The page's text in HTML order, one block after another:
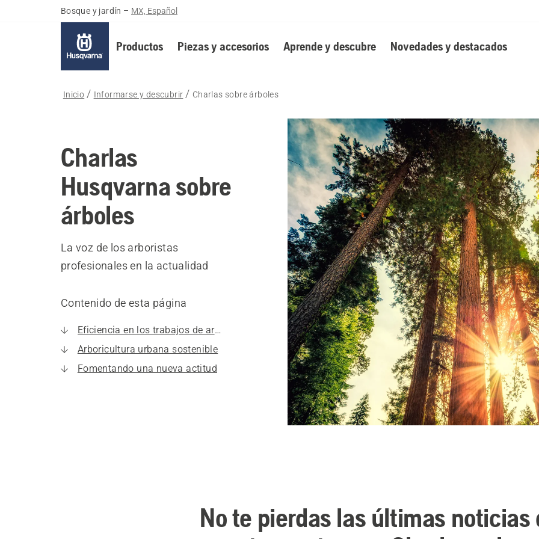
Bosque y jardín – MX, Español
Productos Piezas y accesorios Aprende y descubre Novedades y destacados
Inicio Informarse y descubrir Charlas sobre árboles
Charlas
Husqvarna sobre
árboles
La voz de los arboristas
profesionales en la actualidad
Contenido de esta página
Eficiencia en los trabajos de arboricultura
Arboricultura urbana sostenible
Fomentando una nueva actitud
No te pierdas las últimas noticias